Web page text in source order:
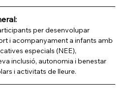
per desenvolupar
i acompanyament a infants amb
especials (NEE),
inclusió, autonomia i benestar
i activitats de lleure.